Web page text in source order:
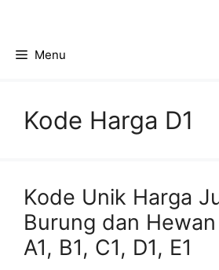
contentMenu
Kode Harga D1
Kode Unik Harga
Burung dan
A1, B1, C1, D1, E1